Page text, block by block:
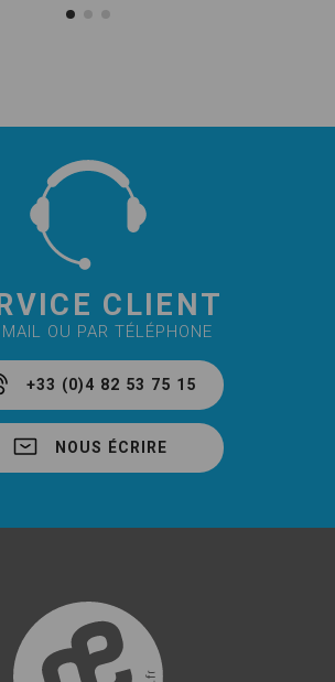
CLIENT
OU PAR TÉLÉPHONE
+33 (0)4 82 53 75 15
NOUS ÉCRIRE